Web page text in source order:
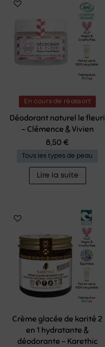
En cours de réassort
Déodorant naturel le fleuri
– Clémence & Vivien
8,50€
Tous les types de peau
Lire la suite
Crème glacée de karité 2
en 1 hydratante &
déodorante – Karethic